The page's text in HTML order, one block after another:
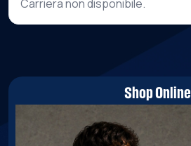
Carriera non disponibile.
Shop Online